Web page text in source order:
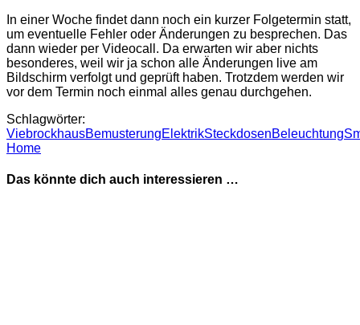
In einer Woche findet dann noch ein kurzer Folgetermin statt,
um eventuelle Fehler oder Änderungen zu besprechen. Das
dann wieder per Videocall. Da erwarten wir aber nichts
besonderes, weil wir ja schon alle Änderungen live am
Bildschirm verfolgt und geprüft haben. Trotzdem werden wir
vor dem Termin noch einmal alles genau durchgehen.
Schlagwörter:
ViebrockhausBemusterungElektrikSteckdosenBeleuchtung
Home
Das könnte dich auch interessieren …